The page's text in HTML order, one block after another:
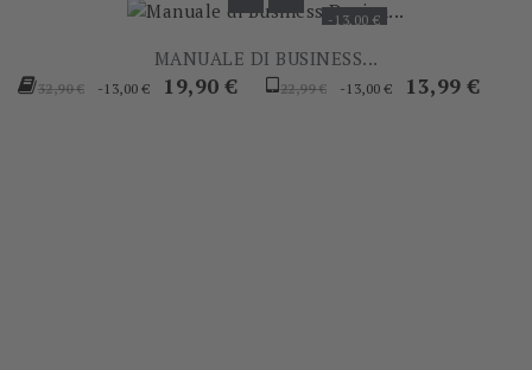
-13,00 €
MANUALE DI BUSINESS...
Prezzo
32,90 € -13,00 € Prezzo
19,90 €
Prezzo
22,99 € -13,00 € Prezzo
13,99 €